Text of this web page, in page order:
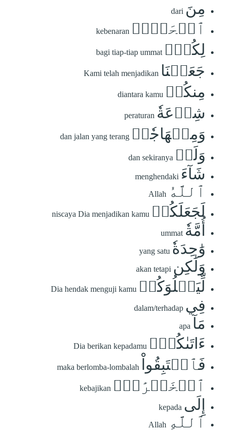
مِنَ dari
ٱلۡحَقِّۚ kebenaran
لِكُلّٖ bagi tiap-tiap ummat
جَعَلۡنَا Kami telah menjadikan
مِنكُمۡ diantara kamu
شِرۡعَةٗ peraturan
وَمِنۡهَاجٗاۚ dan jalan yang terang
وَلَوۡ dan sekiranya
شَآءَ menghendaki
ٱللَّهُ Allah
لَجَعَلَكُمۡ niscaya Dia menjadikan kamu
أُمَّةٗ ummat
وَٰحِدَةٗ yang satu
وَلَٰكِن akan tetapi
لِّيَبۡلُوَكُمۡ Dia hendak menguji kamu
فِي dalam/terhadap
مَآ apa
ءَاتَىٰكُمۡۖ Dia berikan kepadamu
فَٱسۡتَبِقُواْ maka berlomba-lombalah
ٱلۡخَيۡرَٰتِۚ kebajikan
إِلَى kepada
ٱللَّهِ Allah